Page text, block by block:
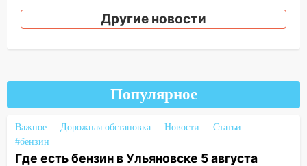
16:06
18-летняя девушка без прав
перевернулась на мопеде и попала в
миллионов рублей за криминальное
покровительство
15:32
На «кольце» кроссовер сбил 18-
летнего мопедиста
Другие новости
Популярное
Важное Дорожная обстановка Новости
Статьи
#бензин
Где есть бензин в Ульяновске 5 августа